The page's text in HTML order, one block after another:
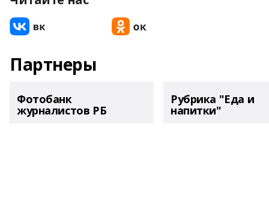
Партнеры
Фотобанк
журналистов РБ
Рубрика "Еда и
напитки"